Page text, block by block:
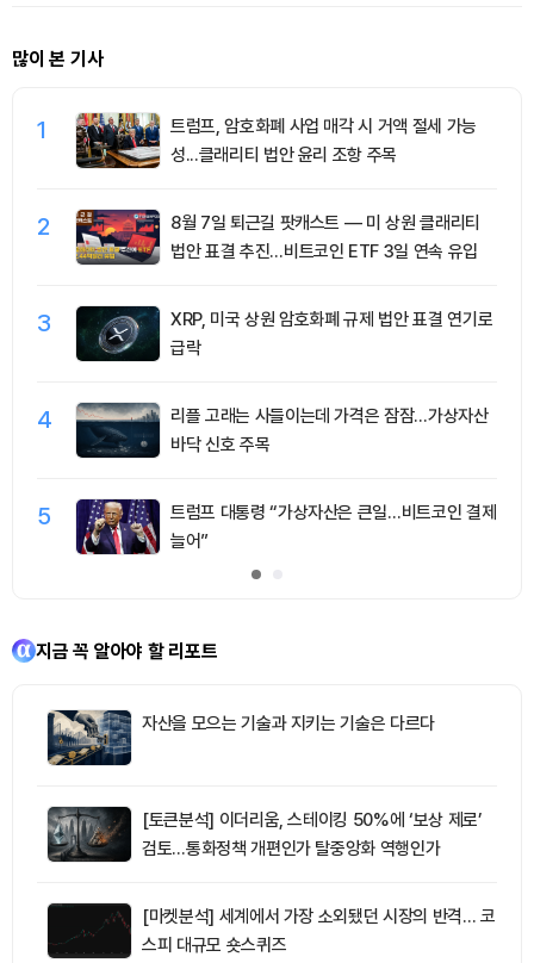
많이 본 기사
1
트럼프, 암호화폐 사업 매각 시 거액 절세 가능
성...클래리티 법안 윤리 조항 주목
2
8월 7일 퇴근길 팟캐스트 — 미 상원 클래리티
법안 표결 추진…비트코인 ETF 3일 연속 유입
3
XRP, 미국 상원 암호화폐 규제 법안 표결 연기로
급락
4
리플 고래는 사들이는데 가격은 잠잠…가상자산
바닥 신호 주목
5
트럼프 대통령 “가상자산은 큰일…비트코인 결제
늘어”
지금 꼭 알아야 할 리포트
자산을 모으는 기술과 지키는 기술은 다르다
[토큰분석] 이더리움, 스테이킹 50%에 ‘보상 제로’
검토…통화정책 개편인가 탈중앙화 역행인가
[마켓분석] 세계에서 가장 소외됐던 시장의 반격… 코
스피 대규모 숏스퀴즈